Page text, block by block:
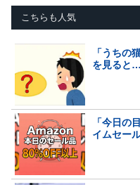
こちらも人気
「うちの
を見ると
「今日の
イムセー